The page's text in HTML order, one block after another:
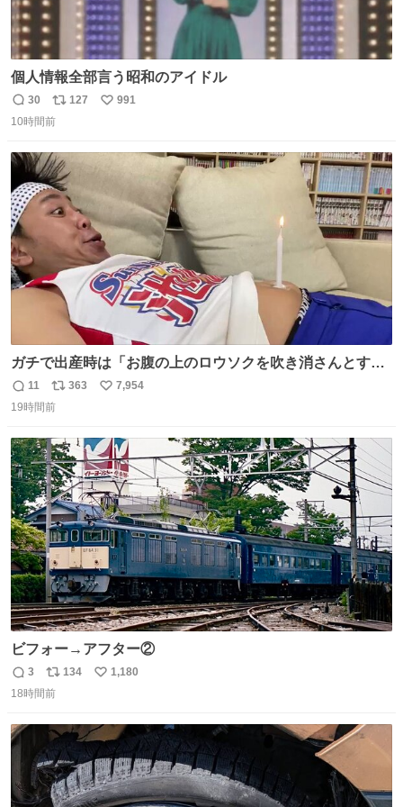
個人情報全部言う昭和のアイドル
返
信
30
リ
ポ
ト
数
127
い
991
10時間前
ガチで出産時は「お腹の上のロウソクを吹き消さんとする
サンシャイン池崎」だったし、お産後の股裂け状態でのト
イレは「とにかく明るい安村の体勢」が1番楽
返
信
11
リ
ポ
ト
数
363
い
数
7,954
19時間前
ビフォー→アフター②
返
信
3
リ
ポ
ト
数
134
い
数
1,180
18時間前